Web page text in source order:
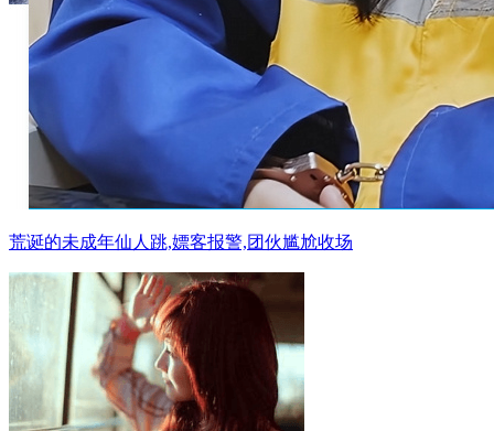
荒诞的未成年仙人跳,嫖客报警,团伙尴尬收场